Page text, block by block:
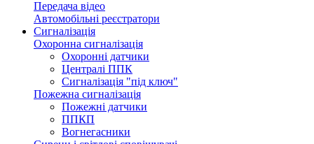
Передача відео
Автомобільні реєстратори
Сигналізація
Охоронна сигналізація
Охоронні датчики
Централі ППК
Сигналізація "під ключ"
Пожежна сигналізація
Пожежні датчики
ППКП
Вогнегасники